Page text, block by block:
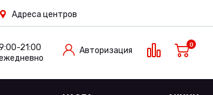
Адреса центров
21:00
Авторизация
0